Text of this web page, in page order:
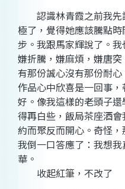
認識林青霞之前我先
極了，覺得她應該騰點
步。我跟馬家輝說了。
嫌折騰，嫌麻煩，嫌唐
有那份誠心沒有那份耐
作品心中欣喜是一回事
好。像我這樣的老頭子
得再白些，飯局茶座酒
約而聚反而開心。奇怪
我倒一口答應了：我想
華。
收起紅筆，不改了